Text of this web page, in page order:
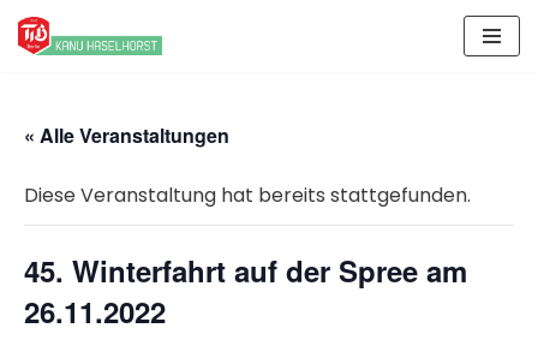
springen
« Alle Veranstaltungen
Diese Veranstaltung hat bereits stattgefunden.
45. Winterfahrt auf der Spree am
26.11.2022